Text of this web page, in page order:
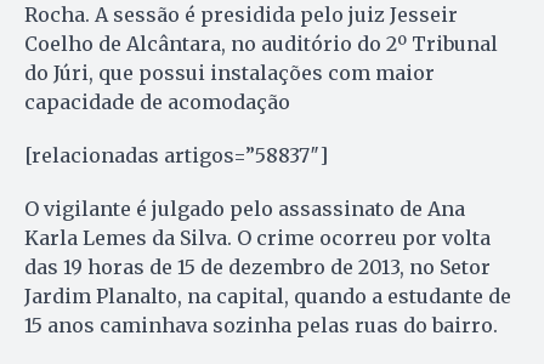
Rocha. A sessão é presidida pelo juiz Jesseir
Coelho de Alcântara, no auditório do 2º Tribunal
do Júri, que possui instalações com maior
capacidade de acomodação
[relacionadas artigos=”58837″]
O vigilante é julgado pelo assassinato de Ana
Karla Lemes da Silva. O crime ocorreu por volta
das 19 horas de 15 de dezembro de 2013, no Setor
Jardim Planalto, na capital, quando a estudante de
15 anos caminhava sozinha pelas ruas do bairro.